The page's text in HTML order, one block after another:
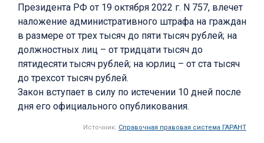
Президента РФ от 19 октября 2022 г. N 757, влечет
наложение административного штрафа на граждан
в размере от трех тысяч до пяти тысяч рублей; на
должностных лиц – от тридцати тысяч до
пятидесяти тысяч рублей; на юрлиц – от ста тысяч
до трехсот тысяч рублей.
Закон вступает в силу по истечении 10 дней после
дня его официального опубликования.
Источник: Справочная правовая система ГАРАНТ